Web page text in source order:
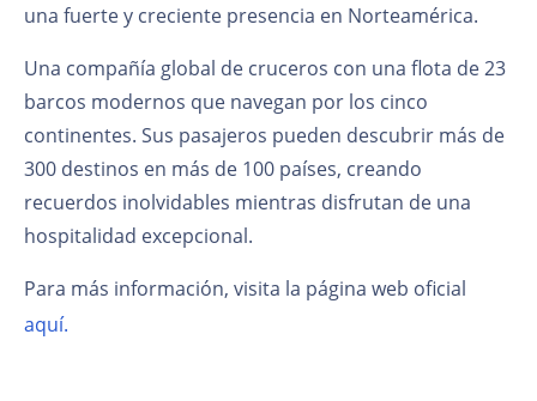
una fuerte y creciente presencia en Norteamérica.
Una compañía global de cruceros con una flota de 23
barcos modernos que navegan por los cinco
continentes. Sus pasajeros pueden descubrir más de
300 destinos en más de 100 países, creando
recuerdos inolvidables mientras disfrutan de una
hospitalidad excepcional.
Para más información, visita la página web oficial
aquí.